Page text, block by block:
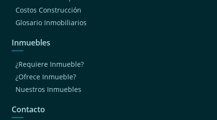
Costos Construcción
Glosario Inmobiliarios
Inmuebles
¿Requiere Inmueble?
¿Ofrece Inmueble?
Nuestros Inmuebles
Contacto